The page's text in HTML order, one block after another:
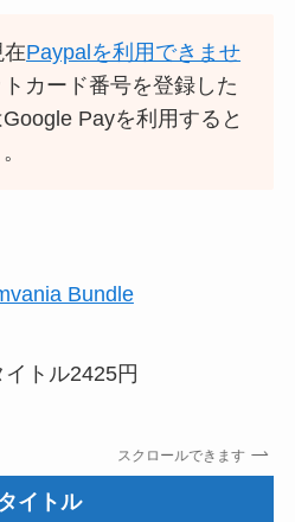
Paypalを利用できませ
カード番号を登録した
Payを利用すると
Bundle
トル2425円
スクロールできます
タイトル